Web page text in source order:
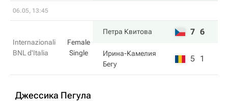
06.05, 13:45
Internazionali
BNL d'Italia
Female
Single
Петра Квитова 7 6
Ирина-Камелия
Бегу
5 1
Джессика Пегула